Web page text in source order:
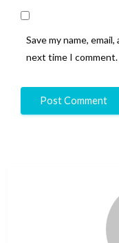
Save my name,
next time I comment.